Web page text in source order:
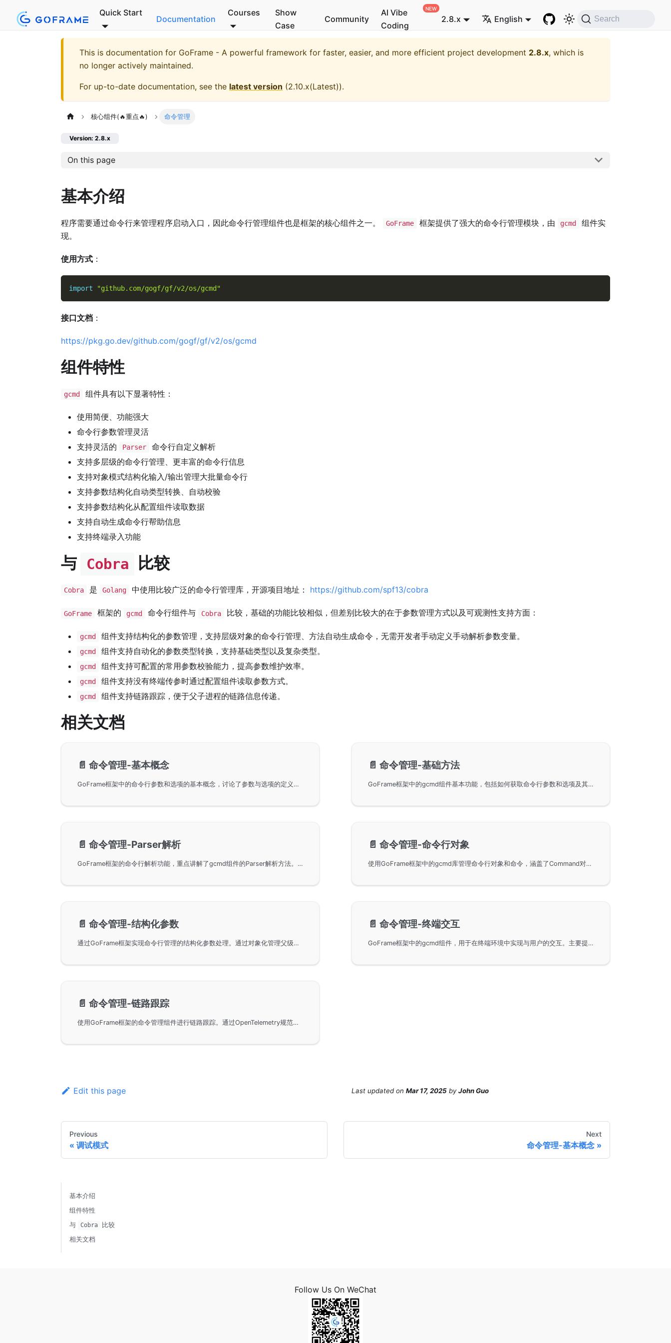
Quick Start
Documentation
Courses
Show
Case
Community
AI Vibe
Coding
2.8.x English Search
This is documentation for GoFrame - A powerful framework for faster, easier, and more efficient project development 2.8.x, which is
no longer actively maintained.
For up-to-date documentation, see the latest version (2.10.x(Latest)).
核心组件(🔥重点🔥) 命令管理
Version: 2.8.x
On this page
基本介绍
程序需要通过命令行来管理程序启动入口，因此命令行管理组件也是框架的核心组件之一。 GoFrame 框架提供了强大的命令行管理模块，由 gcmd
组件实
现。
使用方式 ：
import "github.com/gogf/gf/v2/os/gcmd"
接口文档 ：
https://pkg.go.dev/github.com/gogf/gf/v2/os/gcmd
组件特性
gcmd 组件具有以下显著特性：
使用简便、功能强大
命令行参数管理灵活
支持灵活的
Parser
命令行自定义解析
支持多层级的命令行管理、更丰富的命令行信息
支持对象模式结构化输入/输出管理大批量命令行
支持参数结构化自动类型转换、自动校验
支持参数结构化从配置组件读取数据
支持自动生成命令行帮助信息
支持终端录入功能
与 Cobra 比较
Cobra 是 Golang 中使用比较广泛的命令行管理库，开源项目地址： https://github.com/spf13/cobra
GoFrame 框架的 gcmd 命令行组件与 Cobra 比较，基础的功能比较相似，但差别比较大的在于参数管理方式以及可观测性支持方面：
gcmd 组件支持结构化的参数管理，支持层级对象的命令行管理、方法自动生成命令，无需开发者手动定义手动解析参数变量。
gcmd 组件支持自动化的参数类型转换，支持基础类型以及复杂类型。
gcmd 组件支持可配置的常用参数校验能力，提高参数维护效率。
gcmd 组件支持没有终端传参时通过配置组件读取参数方式。
gcmd 组件支持链路跟踪，便于父子进程的链路信息传递。
相关文档
📄️ 命令管理-基本概念
GoFrame框架中的命令行参数和选项的基本概念，讨论了参数与选项的定义、区别及其在命令行中的表现方式。详细解释了选项与参数的解析规则，包括使用等号连接选项与数据的情况。并提供了gcmd组件在GoFrame中的实现细节和使用示例，以帮助用户更好地管理命令行输入。
📄️ 命令管理-基础方法
GoFrame框架中的gcmd组件基本功能，包括如何获取命令行参数和选项及其常用方法。通过示例讲解如何使用Init方法自定义命令行数据，以及如何利用GetArg和GetOpt方法分别获取命令行参数和选项，详细展示了参数获取和选项获取的实现，帮助开发者快速掌握GoFrame中的命令管理功能。
📄️ 命令管理-Parser解析
GoFrame框架的命令行解析功能，重点讲解了gcmd组件的Parser解析方法。通过自定义选项名称和数值解析，能够高效管理和解析命令行选项。包括代码示例和详细的接口文档，帮助开发者理解和应用于实际项目中。
📄️ 命令管理-命令行对象
使用GoFrame框架中的gcmd库管理命令行对象和命令，涵盖了Command对象的定义、回调方法的使用以及命令的层级管理。同时，提供了在GoFrame框架下启动HTTP和gRPC服务的命令行实现示例，展示了如何为命令增加子命令，并自动生成帮助信息。
📄️ 命令管理-结构化参数
通过GoFrame框架实现命令行管理的结构化参数处理。通过对象化管理父级及子级命令，定义规范化的输入参数对象，实现命令行的自动数据转换及校验功能。通过GoFrame的框架开发工具，用户可以轻松管理多个命令行项目，支持从配置中读取数据，提升项目的开发效率和稳定性。
📄️ 命令管理-终端交互
GoFrame框架中的gcmd组件，用于在终端环境中实现与用户的交互。主要提供了Scan和Scanf两个核心方法，通过这些方法可以便捷地从终端读取用户输入，并在命令行界面中进行交互展示。这些实用功能适用于需要与用户数据输入交互的命令行程序开发。
📄️ 命令管理-链路跟踪
使用GoFrame框架的命令管理组件进行链路跟踪。通过OpenTelemetry规范，使用GoFrame可以实现跨进程的链路跟踪，特别适用于临时运行的进程。示例中展示了如何通过主进程调用子进程，并自动传递链路信息。
Edit this page Last updated on Mar 17, 2025 byJohn Guo
Previous
调试模式
Next
命令管理-基本概念
基本介绍
组件特性
与
Cobra
比较
相关文档
Follow Us On WeChat